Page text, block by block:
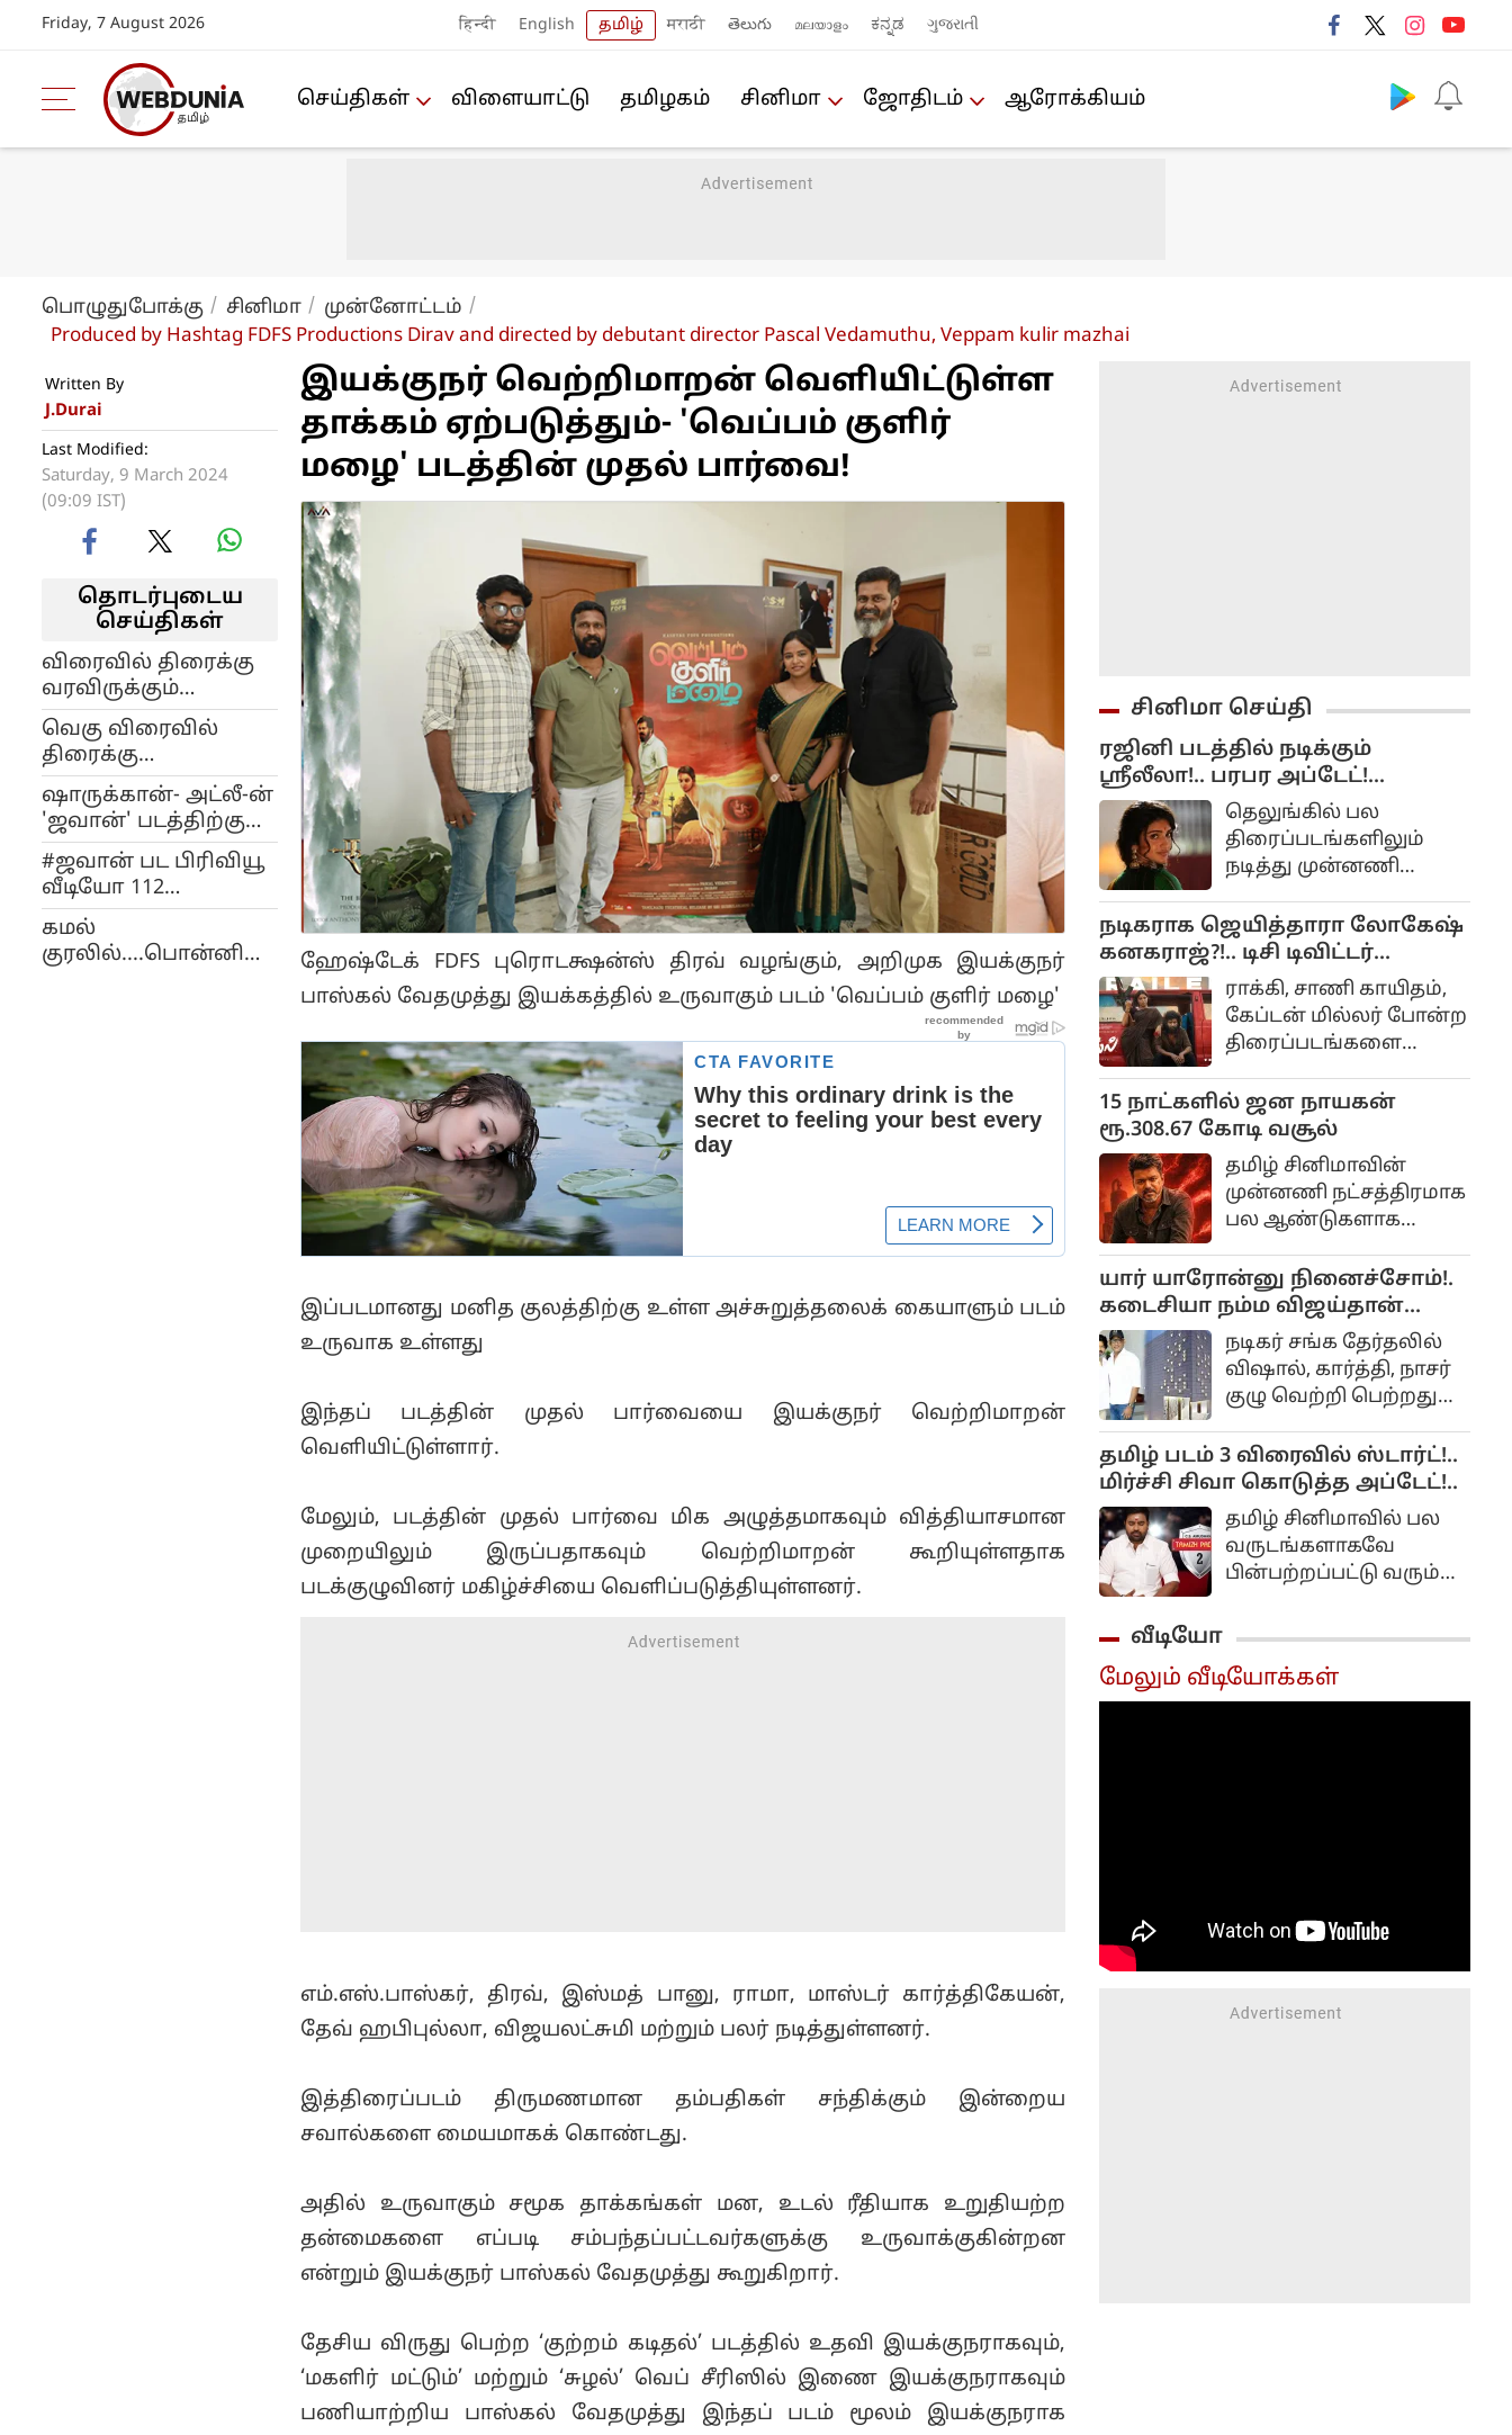
Friday, 7 August 2026 हिन्दी English தமிழ் मराठी తెలుగు മലയാളം ಕನ್ನಡ ગુજરાતી
செய்திகள் விளையா‌ட்டு த‌மிழக‌ம் சினிமா ஜோ‌திட‌ம் ஆரோக்கியம்
பொழுதுபோக்கு சினிமா
மு‌ன்னோ‌ட்ட‌ம்
Produced by Hashtag FDFS Productions Dirav and directed by debutant director Pascal Vedamuthu, Veppam kulir mazhai
Written By
J.Durai
Last Modified:
Saturday, 9 March 2024
(09:09 IST)
தொடர்புடைய
செய்திகள்
விரைவில் திரைக்கு
வரவிருக்கும்
"எப்போதும் ராஜா" -
திரை கண்ணோட்டம்!
வெகு விரைவில்
திரைக்கு
வரவிருக்கும் "வீமன்"
திரைப்பட
கண்ணோட்டம் !
ஷாருக்கான்- அட்லீ-ன்
'ஜவான்' படத்திற்கு
கிடைத்த பெருமை!
#ஜவான் பட பிரிவியூ
வீடியோ 112
மில்லியன் வியூஸ் -
''எல்லோருக்கும்
நன்றி'' அட்லீ டுவீட்
கமல்
குரலில்....பொன்னியின்
இயக்குநர் வெற்றிமாறன் வெளியிட்டுள்ள
தாக்கம் ஏற்படுத்தும்- 'வெப்பம் குளிர்
மழை' படத்தின் முதல் பார்வை!
ஹேஷ்டேக் FDFS புரொடக்ஷன்ஸ் திரவ் வழங்கும், அறிமுக இயக்குநர்
பாஸ்கல் வேதமுத்து இயக்கத்தில் உருவாகும் படம் 'வெப்பம் குளிர் மழை'
இப்படமானது மனித குலத்திற்கு உள்ள அச்சுறுத்தலைக் கையாளும் படம்
உருவாக உள்ளது
இந்தப் படத்தின் முதல் பார்வையை இயக்குநர் வெற்றிமாறன்
வெளியிட்டுள்ளார்.
மேலும், படத்தின் முதல் பார்வை மிக அழுத்தமாகவும் வித்தியாசமான
முறையிலும் இருப்பதாகவும் வெற்றிமாறன் கூறியுள்ளதாக
படக்குழுவினர் மகிழ்ச்சியை வெளிப்படுத்தியுள்ளனர்.
எம்.எஸ்.பாஸ்கர், திரவ், இஸ்மத் பானு, ராமா, மாஸ்டர் கார்த்திகேயன்,
தேவ் ஹபிபுல்லா, விஜயலட்சுமி மற்றும் பலர் நடித்துள்ளனர்.
இத்திரைப்படம் திருமணமான தம்பதிகள் சந்திக்கும் இன்றைய
சவால்களை மையமாகக் கொண்டது.
அதில் உருவாகும் சமூக தாக்கங்கள் மன, உடல் ரீதியாக உறுதியற்ற
தன்மைகளை எப்படி சம்பந்தப்பட்டவர்களுக்கு உருவாக்குகின்றன
என்றும் இயக்குநர் பாஸ்கல் வேதமுத்து கூறுகிறார்.
தேசிய விருது பெற்ற ‘குற்றம் கடிதல்’ படத்தில் உதவி இயக்குநராகவும்,
‘மகளிர் மட்டும்’ மற்றும் ‘சுழல்’ வெப் சீரிஸில் இணை இயக்குநராகவும்
பணியாற்றிய பாஸ்கல் வேதமுத்து இந்தப் படம் மூலம் இயக்குநராக
சினிமா செய்தி
ரஜினி படத்தில் நடிக்கும்
ஸ்ரீலீலா!.. பரபர அப்டேட்!...
தெலுங்கில் பல
திரைப்படங்களிலும்
நடித்து முன்னணி
மாறியிருப்பவர் ஸ்ரீலீலா.
பாலையா நடித்து சூப்பர்
ஹிட் அடித்த பகவந்த்
கேசரி படத்தில் ஸ்ரீலீலா
நடித்த வேடத்தில்தான்
தமிழில் மமிதா பைஜூ
நடித்திருந்தார்.
நடிகராக ஜெயித்தாரா லோகேஷ்
கனகராஜ்?!.. டிசி டிவிட்டர்
விமர்சனம்...ராக்கி, சாணி காயிதம்,
கேப்டன் மில்லர் போன்ற
திரைப்படங்களை
மாதேஸ்வரன்
இயக்கத்தில்
உருவாகியிருக்கும்
திரைப்படம்தான் டிசி.
இந்த படத்தில்
இயக்குனர் லோகேஷ்
கனகராஜ்
முதல்முறையாக
கதாநாயகனாக
நடித்திருக்கிறார்.
15 நாட்களில் ஜன நாயகன்
ரூ.308.67 கோடி வசூல்
தமிழ் சினிமாவின்
முன்னணி நட்சத்திரமாக
பல ஆண்டுகளாக
வரும் தளபதி விஜய்,
அரசியலில் முழுநேரமாக
கவனம் செலுத்தும்
யார் யாரோன்னு நினைச்சோம்!.
கடைசியா நம்ம விஜய்தான்
திறந்துவைப்பார்!. விஷால்
நெகிழ்ச்சி!..
நடிகர் சங்க தேர்தலில்
விஷால், கார்த்தி, நாசர்
குழு வெற்றி பெற்றதுமே
கட்டிடத்தை கட்டி
முடிப்போம்.
தமிழ் படம் 3 விரைவில் ஸ்டார்ட்!..
மிர்ச்சி சிவா கொடுத்த அப்டேட்!..
தமிழ் சினிமாவில் பல
வருடங்களாகவே
பின்பற்றப்பட்டு வரும்
திரைப்படம் தமிழ் படம்.
இந்த படத்தை சி.எஸ்
வீடியோ
மேலும் வீடியோக்கள்